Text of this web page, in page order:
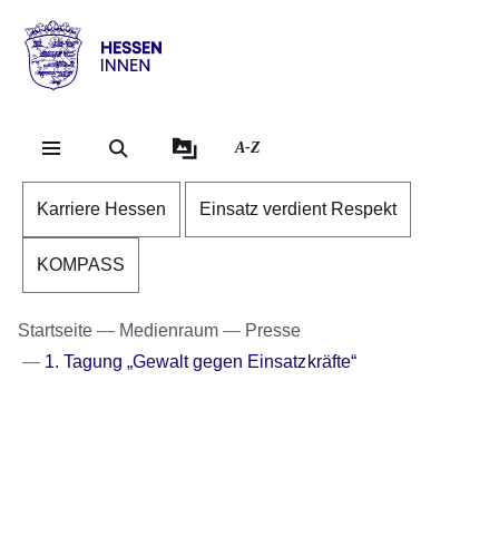
Hessen
Innen
A-Z
Karriere Hessen Einsatz verdient Respekt
KOMPASS
Startseite Medienraum
Presse
1. Tagung „Gewalt gegen Einsatzkräfte“